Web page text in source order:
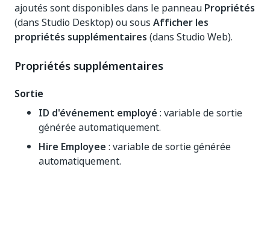
ajoutés sont disponibles dans le panneau Propriétés
(dans Studio Desktop) ou sous Afficher les
propriétés supplémentaires (dans Studio Web).
Propriétés supplémentaires
Sortie
ID d'événement employé : variable de sortie
générée automatiquement.
Hire Employee : variable de sortie générée
automatiquement.